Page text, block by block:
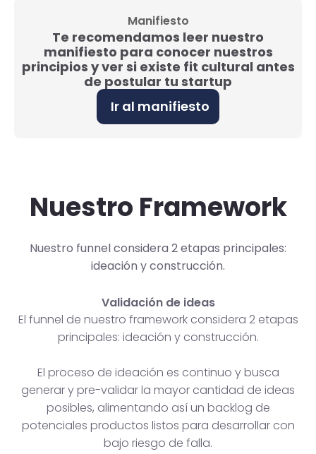
Manifiesto
Te recomendamos leer nuestro
manifiesto para conocer nuestros
principios y ver si existe fit cultural antes
de postular tu startup
Ir al manifiesto
Nuestro Framework
Nuestro funnel considera 2 etapas principales:
ideación y construcción.
Validación de ideas
El funnel de nuestro framework considera 2 etapas
principales: ideación y construcción.
El proceso de ideación es continuo y busca
generar y pre-validar la mayor cantidad de ideas
posibles, alimentando así un backlog de
potenciales productos listos para desarrollar con
bajo riesgo de falla.